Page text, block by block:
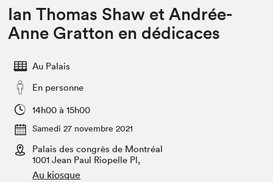
Espace exposant⋅e⋅s
Espace enseignant·e·s
Préparer sa visite au Salon
SLM PRO
Préparer sa visite
Salon au Palais
Salon dans la ville et en ligne
Projets partenaires
Liens pratiques
Ian Thomas Shaw et Andrée-
Anne Gratton en dédicaces
Au Palais
En personne
14h00 à 15h00
Samedi 27 novembre 2021
Palais des congrès de Montréal
1001 Jean Paul Riopelle Pl,
Au kiosque